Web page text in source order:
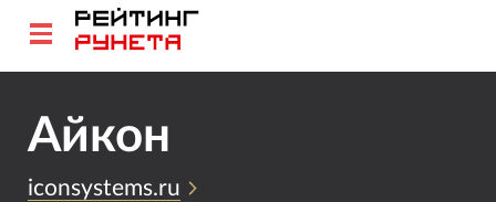
Айкон
iconsystems.ru